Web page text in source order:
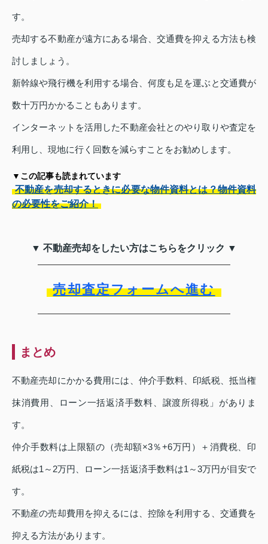
す。
売却する不動産が遠方にある場合、交通費を抑える方法も検
討しましょう。
新幹線や飛行機を利用する場合、何度も足を運ぶと交通費が
数十万円かかることもあります。
インターネットを活用した不動産会社とのやり取りや査定を
利用し、現地に行く回数を減らすことをお勧めします。
▼この記事も読まれています
不動産を売却するときに必要な物件資料とは？物件資料
の必要性をご紹介！
▼ 不動産売却をしたい方はこちらをクリック ▼
売却査定フォームへ進む
まとめ
不動産売却にかかる費用には、仲介手数料、印紙税、抵当権
抹消費用、ローン一括返済手数料、譲渡所得税」がありま
す。
仲介手数料は上限額の（売却額×3％+6万円）＋消費税、印
紙税は1～2万円、ローン一括返済手数料は1～3万円が目安で
す。
不動産の売却費用を抑えるには、控除を利用する、交通費を
抑える方法があります。